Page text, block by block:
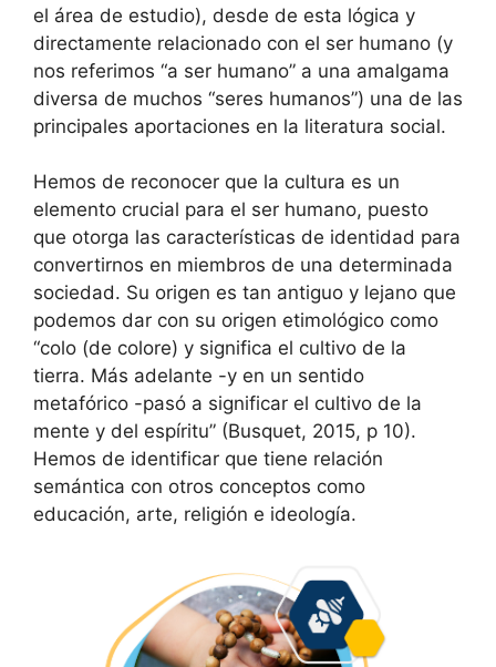
el área de estudio), desde de esta lógica y
directamente relacionado con el ser humano (y
nos referimos “a ser humano” a una amalgama
diversa de muchos “seres humanos”) una de las
principales aportaciones en la literatura social.
Hemos de reconocer que la cultura es un
elemento crucial para el ser humano, puesto
que otorga las características de identidad para
convertirnos en miembros de una determinada
sociedad. Su origen es tan antiguo y lejano que
podemos dar con su origen etimológico como
“colo (de colore) y significa el cultivo de la
tierra. Más adelante -y en un sentido
metafórico -pasó a significar el cultivo de la
mente y del espíritu” (Busquet, 2015, p 10).
Hemos de identificar que tiene relación
semántica con otros conceptos como
educación, arte, religión e ideología.